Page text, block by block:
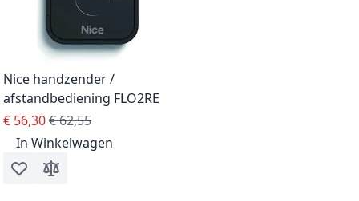
Nice handzender /
afstandbediening FLO2RE
Special Price
€ 56,30Regular Price
€ 62,55
In Winkelwagen
Voeg toe aan verlanglijst
Toevoegen om te vergelijken